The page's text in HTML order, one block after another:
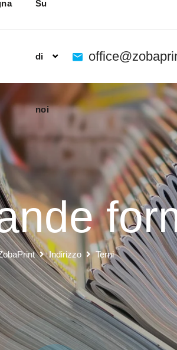
Su
di
noi
Indirizzo Terni